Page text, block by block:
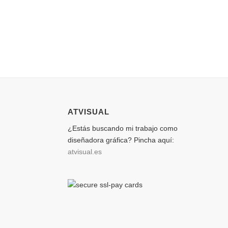
ATVISUAL
¿Estás buscando mi trabajo como
diseñadora gráfica? Pincha aquí:
atvisual.es